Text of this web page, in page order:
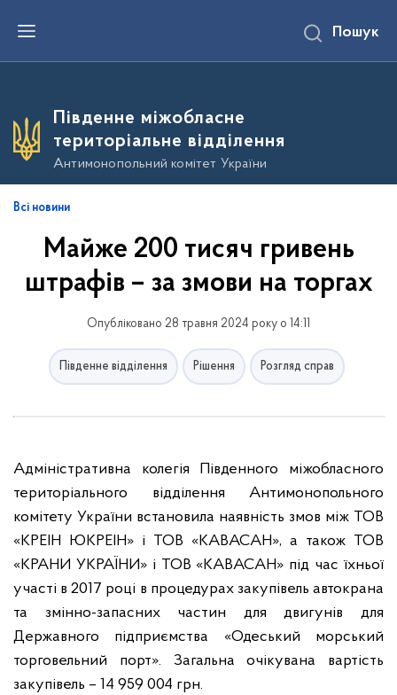
е
о
о
в
Пошук
Південне міжобласне
територіальне відділення
Антимонопольний комітет України
Всі новини
Майже 200 тисяч гривень
штрафів – за змови на торгах
Опубліковано 28 травня 2024 року о 14:11
Південне відділення Рішення Розгляд справ
Адміністративна колегія Південного міжобласного
територіального відділення Антимонопольного
комітету України встановила наявність змов між ТОВ
«КРЕІН ЮКРЕІН» і ТОВ «КАВАСАН», а також ТОВ
«КРАНИ УКРАЇНИ» і ТОВ «КАВАСАН» під час їхньої
участі в 2017 році в процедурах закупівель автокрана
та змінно-запасних частин для двигунів для
Державного підприємства «Одеський морський
торговельний порт». Загальна очікувана вартість
закупівель – 14 959 004 грн.